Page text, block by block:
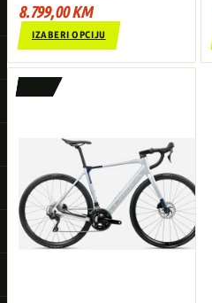
8.799,00 KM
IZABERI OPCIJU